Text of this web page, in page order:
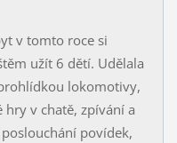
v tomto roce si
užít 6 dětí. Udělala
lokomotivy,
hry v chatě, zpívání a
povídek,